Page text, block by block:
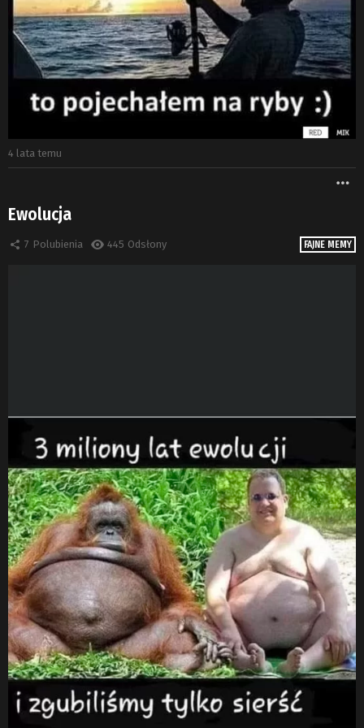
4 lata temu
FAJNE MEMY
Ewolucja
7 Polubienia 445 Odsłony